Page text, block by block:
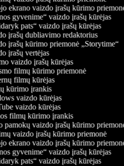
ekrano vaizdo įrašų kūrimo priemonė
gyvenime“ vaizdo įrašų kūrėjas
pats“ vaizdo įrašų kūrėjas
įrašų dubliavimo redaktorius
įrašų kūrimo priemonė „Storytime“
įrašų vertėjas
vaizdo įrašų kūrėjas
filmų kūrimo priemonė
filmų kūrėjas
kūrimo įrankis
vaizdo kūrėjas
vaizdo kūrėjas
filmų kūrimo įrankis
vaizdo įrašų kūrimo priemonė
vaizdo įrašų kūrimo priemonė
ekrano vaizdo įrašų kūrimo priemonė
gyvenime“ vaizdo įrašų kūrėjas
pats“ vaizdo įrašų kūrėjas